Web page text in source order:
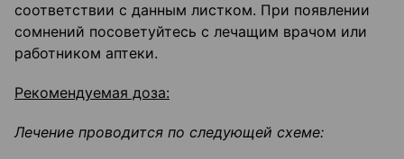
соответствии с данным листком. При появлении
сомнений посоветуйтесь с лечащим врачом или
работником аптеки.
Рекомендуемая доза:
Лечение проводится по следующей схеме: